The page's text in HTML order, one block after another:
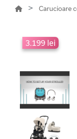
Carucioare
3.199 lei